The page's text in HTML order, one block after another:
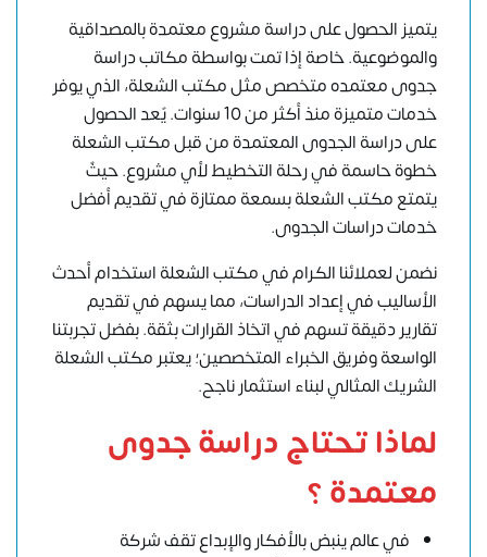
يتميز الحصول على دراسة مشروع معتمدة بالمصداقية
والموضوعية. خاصة إذا تمت بواسطة مكاتب دراسة
جدوى معتمده متخصص مثلمكتب الشعلة، الذي يوفر
خدمات متميزة منذ أكثر من 10 سنوات. يٌعد الحصول
على دراسة الجدوى المعتمدة من قبل مكتب الشعلة
خطوة حاسمة في رحلة التخطيط لأي مشروع. حيثٌ
يتمتع مكتب الشعلة بسمعة ممتازة في تقديم أفضل
خدمات دراسات الجدوى.
نضمن لعملائنا الكرام في مكتب الشعلة استخدام أحدث
الأساليب في إعداد الدراسات، مما يسهم في تقديم
تقارير دقيقة تسهم في اتخاذ القرارات بثقة. بفضل تجربتنا
الواسعة وفريق الخبراء المتخصصين؛ يعتبر مكتب الشعلة
الشريك المثالي لبناء استثمار ناجح.
لماذا تحتاج دراسة جدوى
معتمدة ؟
في عالم ينبض بالأفكار والإبداع تقف شركة